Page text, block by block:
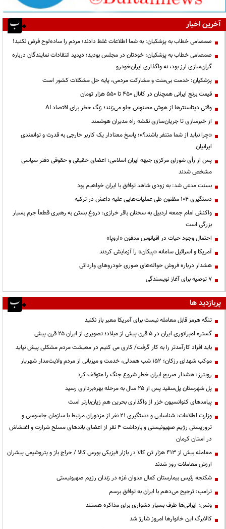
آخرین اخبار
صمصامی خطاب به پزشکیان: به شما اطلاعات غلط دادند؛ مردم را ساده‌لوح فرض نکنید!
صمصامی خطاب به پزشکیان: خودتان در مجلس بودید؛ دیدید انتقادات نمایندگان درباره
گران‌سازی ارز بود، نه واگذاری ایران‌خودرو
پزشکیان: خدمت بی‌منت و مشارکت مردمی، پایه حل مشکلات کشور است
قیمت‌ برنج ایرانی همچنان در کانال ۴۵۰ تا ۵۵۰ هزار تومان
وقتی دیتاسنترها از هوش مصنوعی جلو می‌زنند؛ زنگ خطر برای اقتصاد AI
از خبرسازی تا جریان‌سازی نقشه راه مدیران هوشمند
«چرا نباید از شما متنفر باشند؟»؛ پاسخ معنادار یک کاربر خارجی به قدرت و توانمندی
ایرانیان
پس از رأی شورای مرکزی جبهه ایران اسلامی؛ اعضای حقیقی و حقوقی دفتر سیاسی
مشخص شدند
بسنت مدعی شد: به زودی شاهد توافق با ایران خواهیم بود
دستگیری ۱۰۴ مظنون طی عملیات‌هایی علیه داعش در ترکیه
واکنش امام جمعه اردبیل به سخنان باقر خرازی: دروغ بستن به رهبری قطعاً جرم بسیار
بزرگی است
احتمال وجود حیات در اقیانوس مدفون «اروپا»
آمریکا و اسرائیل سامانه «پیکان» را آزمایش کردند
هشدار درباره فروش حواله‌های صوری خودروهای وارداتی
۷ توصیه برای آغاز نویسندگی
پربازدید ها
تنگه هرمز قابل معامله نیست برای آمریکا معبر باز نکنید
گستره امپراتوری ایران در ۵ قرن پیش از میلاد؛ تصویری از ایران ۲۵ قرن پیش
باید افراد کارآمدتر را به کار گرفت/ کاری می کنیم در معیشت مردم مشکلی پیش نیاید
موکب شهدای رزکان؛ ۱۵۲ شب همدلی، خدمت و میزبانی از مردم ولایت‌مدار شهریار
رویترز: هشدار صریح ایران خطر شروع جنگ را متوقف کرد
پل شهرستان پل‌سفید پس از ۲۵ سال به مرحله بهره‌برداری رسید
پیامدهای کنوانسیون خزر از واگذاری بحرین هم زیان‌بارتر است
وزارت اطلاعات: شناسایی و دستگیری ۲۱ نفر از مزدوران مرتبط با سازمان جاسوسی و
تروریستی رژیم صهیونیستی و بازداشت ۴ نفر از اعضای باندهای مسلح شرارت و اغتشاش
در استان کرمان
معامله بیش از ۴۱۳ هزار تن کالا در بازار فیزیکی بورس کالا / حراج باز و پتروشیمی پیشران
ارزش معاملات روز شدند
شکنجه رئیس بیمارستان کمال عدوان غزه در زندان رژیم صهیونیستی
ترامپ: ترجیح می‌دهم با ایران به توافق برسم
ونس: ایرانی‌ها طرف بسیار دشواری برای مذاکره هستند
کالابرگ این خانوارها امروز شارژ شد